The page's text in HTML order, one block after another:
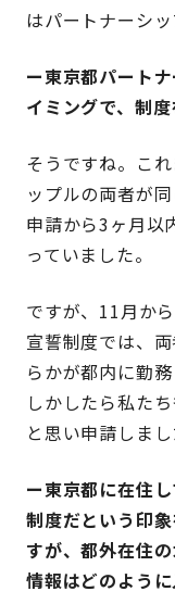
はパートナーシ
ー東京都パート
イミングで、制
そうですね。こ
ップルの両者が
申請から3ヶ月以
っていました。
ですが、11月か
宣誓制度では、
らかが都内に勤
しかしたら私た
と思い申請しまし
ー東京都に在住
制度だという印
すが、都外在住
情報はどのよう